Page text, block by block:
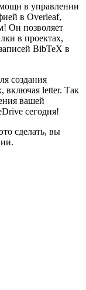
в управлении
в Overleaf,
Он позволяет
в проектах,
BibTeX в
создания
включая letter. Так
вашей
сегодня!
сделать, вы